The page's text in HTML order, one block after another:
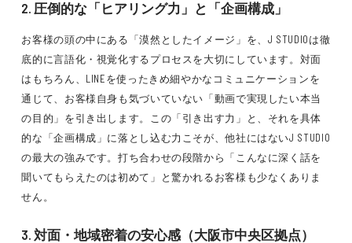
2. 圧倒的な「ヒアリング力」と「企画構成」
お客様の頭の中にある「漠然としたイメージ」を、J STUDIOは徹
底的に言語化・視覚化するプロセスを大切にしています。対面
はもちろん、LINEを使ったきめ細やかなコミュニケーションを
通じて、お客様自身も気づいていない「動画で実現したい本当
の目的」を引き出します。この「引き出す力」と、それを具体
的な「企画構成」に落とし込む力こそが、他社にはないJ STUDIO
の最大の強みです。打ち合わせの段階から「こんなに深く話を
聞いてもらえたのは初めて」と驚かれるお客様も少なくありま
せん。
3. 対面・地域密着の安心感（大阪市中央区拠点）